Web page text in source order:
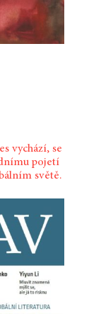
vychází, se
pojetí
světě.